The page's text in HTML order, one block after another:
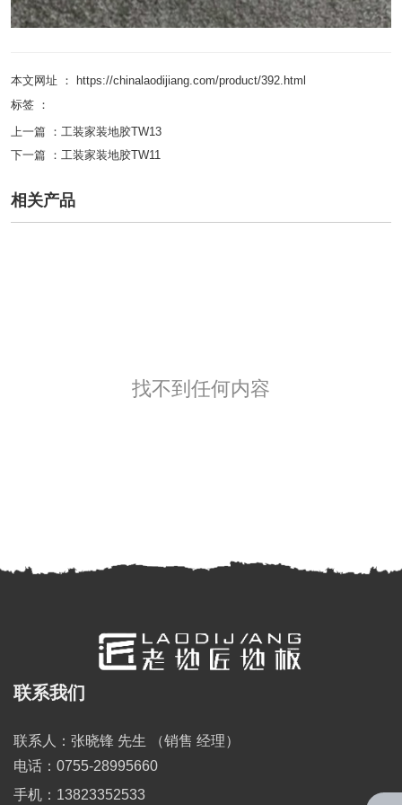
本文网址 ： https://chinalaodijiang.com/product/392.html
标签 ：
上一篇 ： 工装家装地胶TW13
下一篇 ： 工装家装地胶TW11
相关产品
找不到任何内容
全国服务热线
联系我们
联系人：张晓锋 先生 （销售 经理）
电话：0755-28995660
手机：13823352533